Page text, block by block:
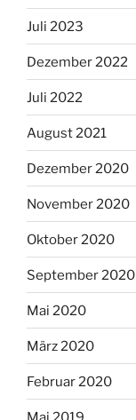
Juli 2023
Dezember 2022
Juli 2022
August 2021
Dezember 2020
November 2020
Oktober 2020
September 2020
Mai 2020
März 2020
Februar 2020